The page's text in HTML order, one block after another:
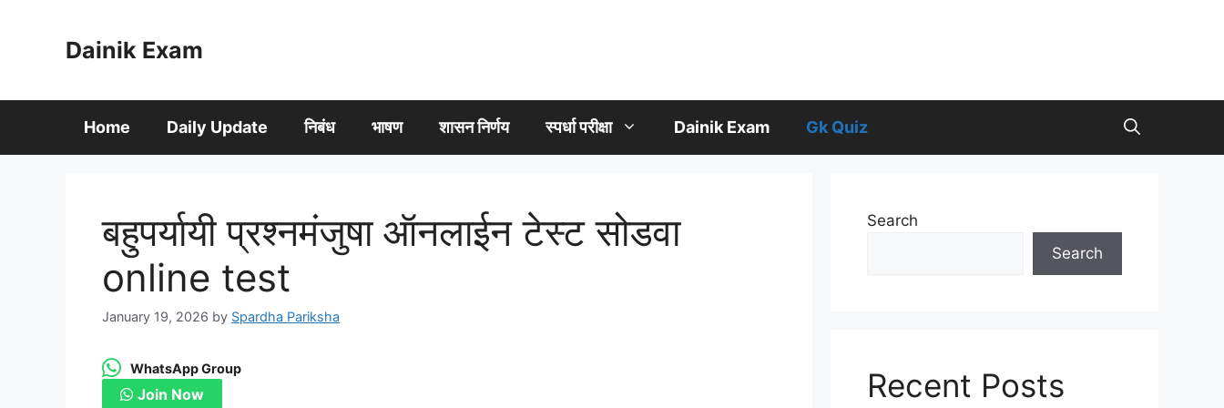
Dainik Exam
Home Daily Update निबंध भाषण शासन निर्णय स्पर्धा परीक्षा Dainik Exam Gk Quiz
बहुपर्यायी प्रश्नमंजुषा ऑनलाईन टेस्ट सोडवा
online test
January 19, 2026 by Spardha Pariksha
WhatsApp Group
Join Now
Search
Search
Recent Posts